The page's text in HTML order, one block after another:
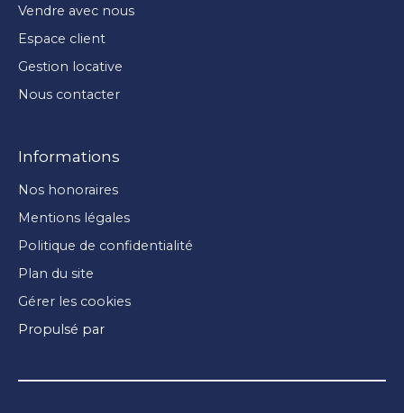
Vendre avec nous
Espace client
Gestion locative
Nous contacter
Informations
Nos honoraires
Mentions légales
Politique de confidentialité
Plan du site
Gérer les cookies
Propulsé par